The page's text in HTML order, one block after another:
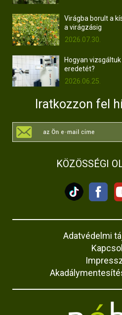
Virágba borult a
a virágzásig
2026.07.30.
Hogyan
eredetét?
2026.06.25.
Iratkozzon fel
KÖZÖSSÉGI
Adatvédelmi